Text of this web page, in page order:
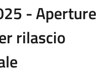
- Aperture
rilascio